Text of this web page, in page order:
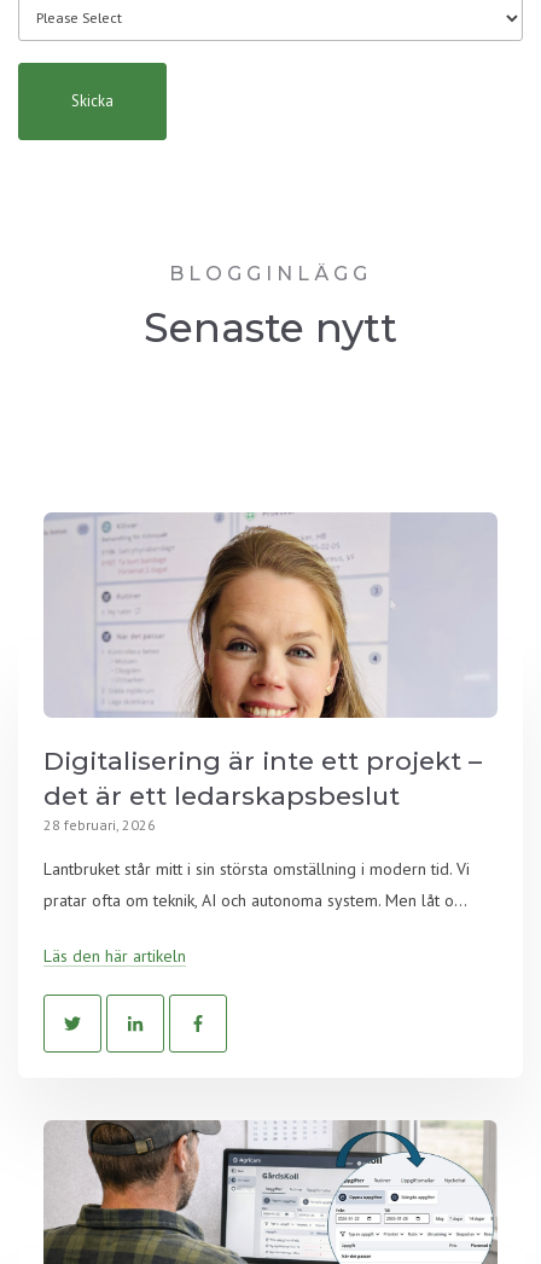
BLOGGINLÄGG
Senaste nytt
Digitalisering är inte ett projekt –
det är ett ledarskapsbeslut
28 februari, 2026
Lantbruket står mitt i sin största omställning i modern tid. Vi
pratar ofta om teknik, AI och autonoma system. Men låt o...
Läs den här artikeln